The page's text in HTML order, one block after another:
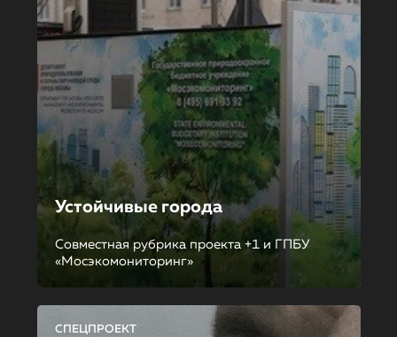
Устойчивые города
Совместная рубрика проекта +1 и ГПБУ
«Мосэкомониторинг»
СПЕЦПРОЕКТ